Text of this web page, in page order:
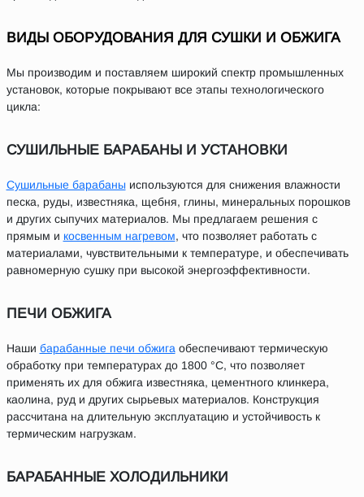
ВИДЫ ОБОРУДОВАНИЯ ДЛЯ СУШКИ И ОБЖИГА
Мы производим и поставляем широкий спектр промышленных
установок, которые покрывают все этапы технологического
цикла:
СУШИЛЬНЫЕ БАРАБАНЫ И УСТАНОВКИ
Сушильные барабаны используются для снижения влажности
песка, руды, известняка, щебня, глины, минеральных порошков
и других сыпучих материалов. Мы предлагаем решения с
прямым и косвенным нагревом, что позволяет работать с
материалами, чувствительными к температуре, и обеспечивать
равномерную сушку при высокой энергоэффективности.
ПЕЧИ ОБЖИГА
Наши барабанные печи обжига обеспечивают термическую
обработку при температурах до 1800 °C, что позволяет
применять их для обжига известняка, цементного клинкера,
каолина, руд и других сырьевых материалов. Конструкция
рассчитана на длительную эксплуатацию и устойчивость к
термическим нагрузкам.
БАРАБАННЫЕ ХОЛОДИЛЬНИКИ